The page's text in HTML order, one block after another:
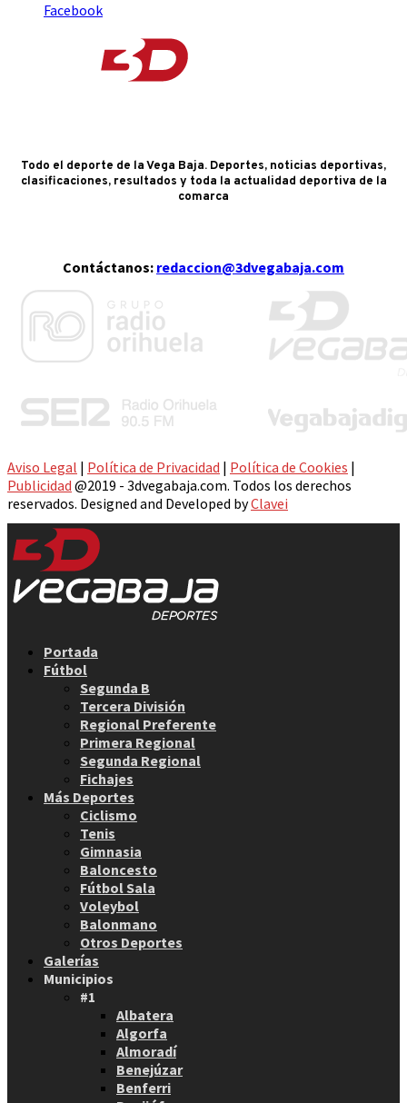
Facebook
Todo el deporte de la Vega Baja. Deportes, noticias deportivas,
clasificaciones, resultados y toda la actualidad deportiva de la
comarca
Contáctanos: redaccion@3dvegabaja.com
Aviso Legal | Política de Privacidad | Política de Cookies |
Publicidad @2019 - 3dvegabaja.com. Todos los derechos
reservados. Designed and Developed byClavei
Portada
Fútbol
Segunda B
Tercera División
Regional Preferente
Primera Regional
Segunda Regional
Fichajes
Más Deportes
Ciclismo
Tenis
Gimnasia
Baloncesto
Fútbol Sala
Voleybol
Balonmano
Otros Deportes
Galerías
Municipios
#1
Albatera
Algorfa
Almoradí
Benejúzar
Benferri